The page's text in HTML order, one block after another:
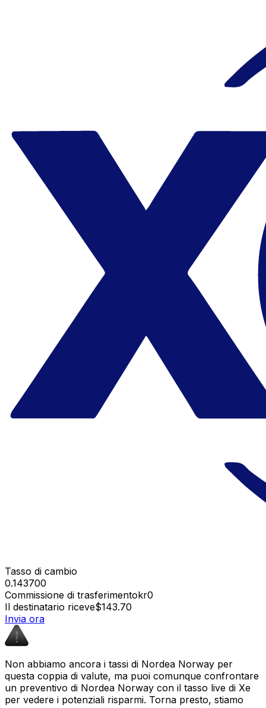
Tasso di cambio
0.143700
Commissione di trasferimentokr0
Il destinatario riceve$143.70
Invia ora
Non abbiamo ancora i tassi di Nordea Norway per
questa coppia di valute, ma puoi comunque confrontare
un preventivo di Nordea Norway con il tasso live di Xe
per vedere i potenziali risparmi. Torna presto, stiamo